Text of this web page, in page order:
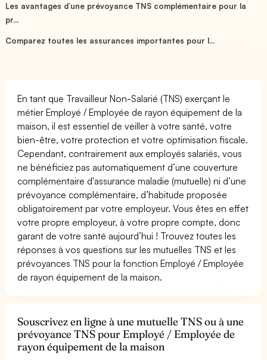
Les avantages d’une prévoyance TNS complémentaire pour la
pr...
Comparez toutes les assurances importantes pour l...
En tant que Travailleur Non-Salarié (TNS) exerçant le
métier Employé / Employée de rayon équipement de la
maison, il est essentiel de veiller à votre santé, votre
bien-être, votre protection et votre optimisation fiscale.
Cependant, contrairement aux employés salariés, vous
ne bénéficiez pas automatiquement d’une couverture
complémentaire d'assurance maladie (mutuelle) ni d’une
prévoyance complémentaire, d’habitude proposée
obligatoirement par votre employeur. Vous êtes en effet
votre propre employeur, à votre propre compte, donc
garant de votre santé aujourd’hui ! Trouvez toutes les
réponses à vos questions sur les mutuelles TNS et les
prévoyances TNS pour la fonction Employé / Employée
de rayon équipement de la maison.
Souscrivez en ligne à une mutuelle TNS ou à une
prévoyance TNS pour Employé / Employée de
rayon équipement de la maison